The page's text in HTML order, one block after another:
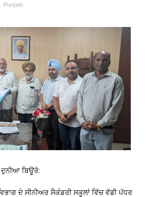
Punjab
ਦੁਨੀਆ ਬਿਊਰੋ:
ਦੇ ਸੀਨੀਅਰ ਸੈਕੰਡਰੀ ਸਕੂਲਾਂ ਵਿੱਚ ਵੱਡੀ ਪੱਧਰ